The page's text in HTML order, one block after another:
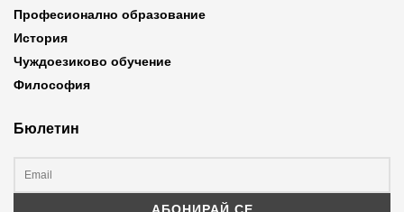
Професионално образование
История
Чуждоезиково обучение
Философия
Бюлетин